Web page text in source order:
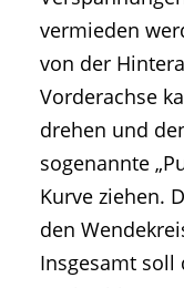
vermieden
von der
Vorderachse
drehen und
sogenannte
Kurve ziehen.
den
Insgesamt soll